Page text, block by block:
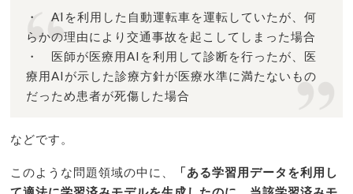
・ AIを利用した自動運転車を運転していたが、何
らかの理由により交通事故を起こしてしまった場合
・ 医師が医療用AIを利用して診断を行ったが、医
療用AIが示した診療方針が医療水準に満たないもの
だっため患者が死傷した場合
などです。
このような問題領域の中に、
「ある学習用データを利用し